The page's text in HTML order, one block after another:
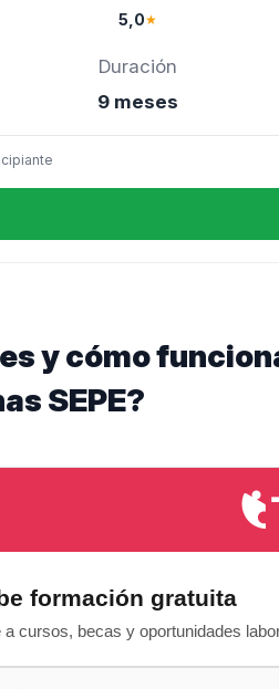
5,0★
Duración
9 meses
y cómo
SEPE?
formación gratuita
a cursos, becas y oportunidades